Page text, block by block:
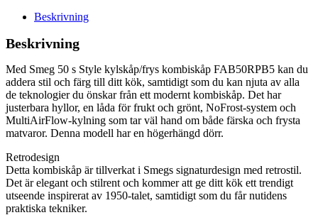
Beskrivning
Beskrivning
Med Smeg 50 s Style kylskåp/frys kombiskåp FAB50RPB5 kan du
addera stil och färg till ditt kök, samtidigt som du kan njuta av alla
de teknologier du önskar från ett modernt kombiskåp. Det har
justerbara hyllor, en låda för frukt och grönt, NoFrost-system och
MultiAirFlow-kylning som tar väl hand om både färska och frysta
matvaror. Denna modell har en högerhängd dörr.
Retrodesign
Detta kombiskåp är tillverkat i Smegs signaturdesign med retrostil.
Det är elegant och stilrent och kommer att ge ditt kök ett trendigt
utseende inspirerat av 1950-talet, samtidigt som du får nutidens
praktiska tekniker.